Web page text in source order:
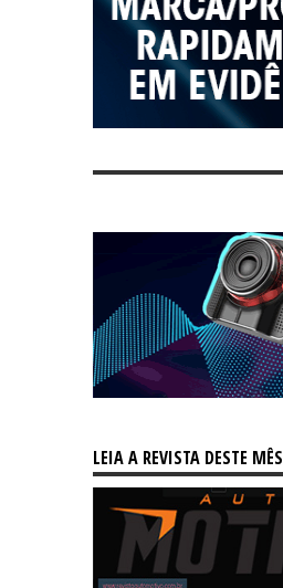
LEIA A REVISTA DESTE MÊS